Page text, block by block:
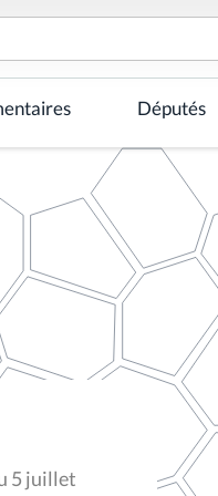
Députés
5 juillet